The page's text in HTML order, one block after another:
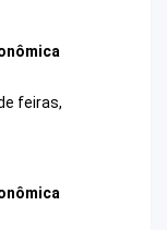
feiras,